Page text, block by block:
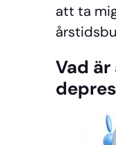
att ta
Vad